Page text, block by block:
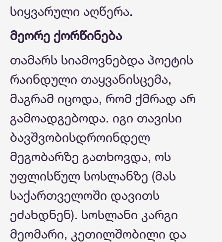
სიყვარული აღწერა.
მეორე ქორწინება
თამარს სიამოვნებდა პოეტის
რაინდული თაყვანისცემა,
მაგრამ იცოდა, რომ ქმრად არ
გამოადგებოდა. იგი თავისი
ბავშვობისდროინდელ
მეგობარზე გათხოვდა, ოს
უფლისწულ სოსლანზე (მას
საქართველოში დავითს
ეძახდნენ). სოსლანი კარგი
მეომარი, კეთილშობილი და